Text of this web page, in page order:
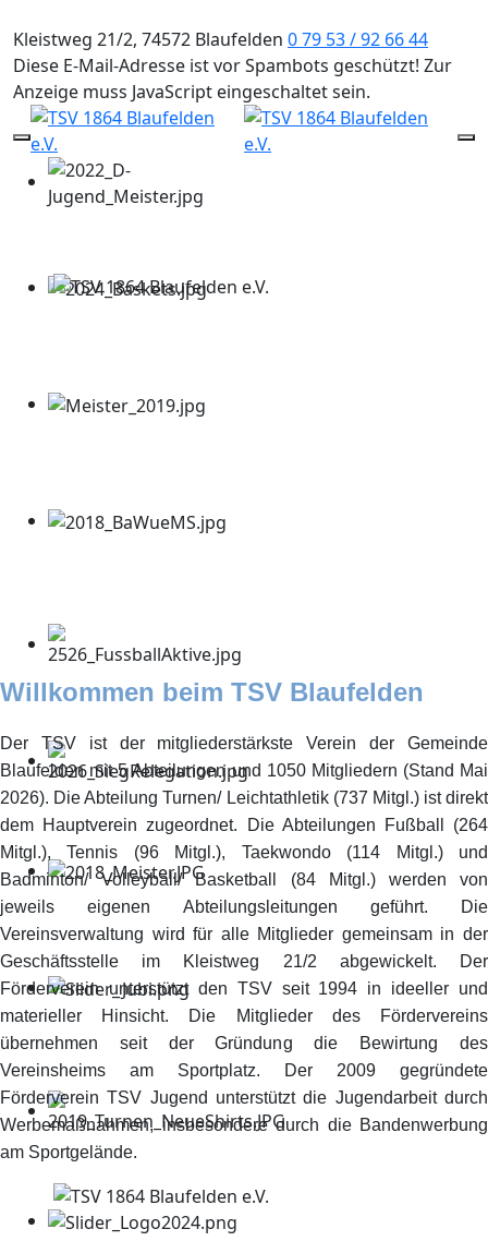
Kleistweg 21/2, 74572 Blaufelden 0 79 53 / 92 66 44
Diese E-Mail-Adresse ist vor Spambots geschützt! Zur
Anzeige muss JavaScript eingeschaltet sein.
Mobile Menu Toggle
Willkommen beim TSV Blaufelden
Der TSV ist der mitgliederstärkste Verein der Gemeinde
Blaufelden mit 5 Abteilungen und 1050 Mitgliedern (Stand Mai
2026). Die Abteilung Turnen/ Leichtathletik (737 Mitgl.) ist direkt
dem Hauptverein zugeordnet. Die Abteilungen Fußball (264
Mitgl.), Tennis (96 Mitgl.), Taekwondo (114 Mitgl.) und
Badminton/ Volleyball/ Basketball (84 Mitgl.) werden von
jeweils eigenen Abteilungsleitungen geführt. Die
Vereinsverwaltung wird für alle Mitglieder gemeinsam in der
Geschäftsstelle im Kleistweg 21/2 abgewickelt. Der
Förderverein unterstützt den TSV seit 1994 in ideeller und
materieller Hinsicht. Die Mitglieder des Fördervereins
übernehmen seit der Gründung die Bewirtung des
Vereinsheims am Sportplatz. Der 2009 gegründete
Förderverein TSV Jugend unterstützt die Jugendarbeit durch
Werbemaßnahmen, insbesondere durch die Bandenwerbung
am Sportgelände.